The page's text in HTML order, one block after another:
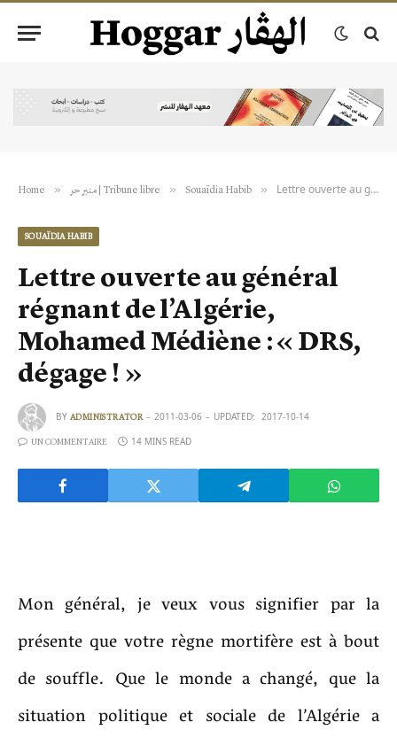
Home » منبر حر | Tribune libre » Souaïdia Habib » Lettre ouverte au général régnant de l’Algérie, Mohamed Médiène : « DRS, dégage ! »
SOUAÏDIA HABIB
Lettre ouverte au général
régnant de l’Algérie,
Mohamed Médiène : « DRS,
dégage ! »
BY ADMINISTRATOR 2011-03-06 UPDATED: 2017-10-14
UN COMMENTAIRE 14 MINS READ
Mon général, je veux vous signifier par la
présente que votre règne mortifère est à bout
de souffle. Que le monde a changé, que la
situation politique et sociale de l’Algérie a